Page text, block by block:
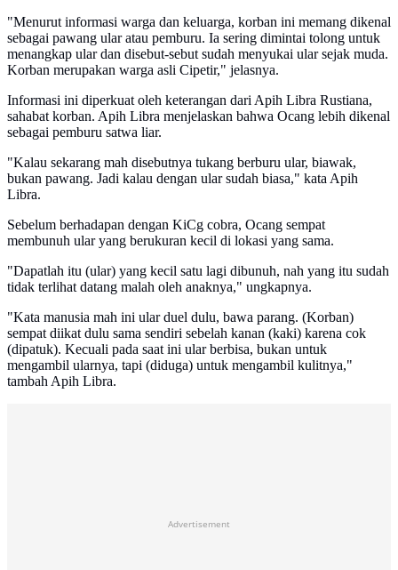
"Menurut informasi warga dan keluarga, korban ini memang dikenal
sebagai pawang ular atau pemburu. Ia sering dimintai tolong untuk
menangkap ular dan disebut-sebut sudah menyukai ular sejak muda.
Korban merupakan warga asli Cipetir," jelasnya.
Informasi ini diperkuat oleh keterangan dari Apih Libra Rustiana,
sahabat korban. Apih Libra menjelaskan bahwa Ocang lebih dikenal
sebagai pemburu satwa liar.
"Kalau sekarang mah disebutnya tukang berburu ular, biawak,
bukan pawang. Jadi kalau dengan ular sudah biasa," kata Apih
Libra.
Sebelum berhadapan dengan KiCg cobra, Ocang sempat
membunuh ular yang berukuran kecil di lokasi yang sama.
"Dapatlah itu (ular) yang kecil satu lagi dibunuh, nah yang itu sudah
tidak terlihat datang malah oleh anaknya," ungkapnya.
"Kata manusia mah ini ular duel dulu, bawa parang. (Korban)
sempat diikat dulu sama sendiri sebelah kanan (kaki) karena cok
(dipatuk). Kecuali pada saat ini ular berbisa, bukan untuk
mengambil ularnya, tapi (diduga) untuk mengambil kulitnya,"
tambah Apih Libra.
Advertisement